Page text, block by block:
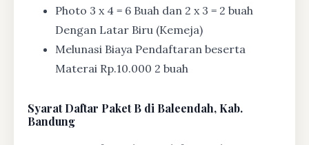
Photo 3 x 4 = 6 Buah dan 2 x 3 = 2 buah
Dengan Latar Biru (Kemeja)
Melunasi Biaya Pendaftaran beserta
Materai Rp.10.000 2 buah
SyaratDaftar Paket B di Baleendah, Kab.
Bandung